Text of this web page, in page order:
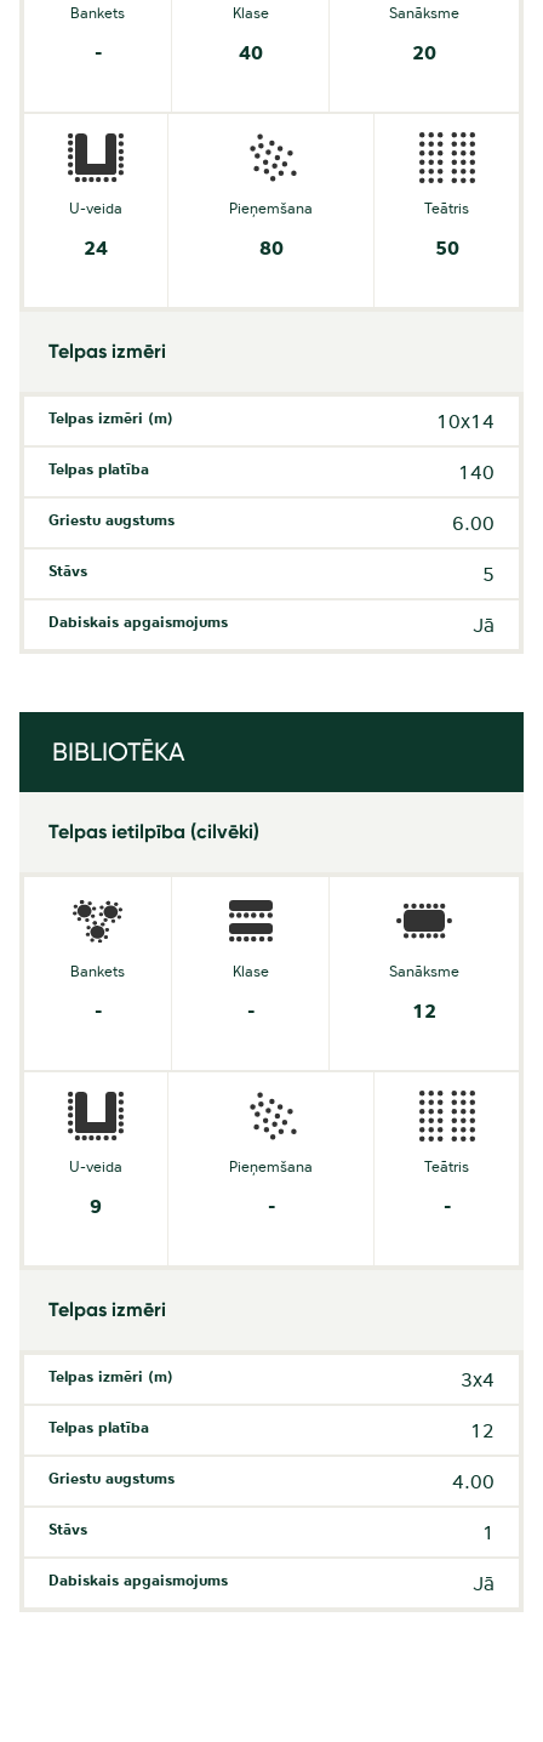
Bankets
-
Klase
40
Sanāksme
20
U-veida
24
Pieņemšana
80
Teātris
50
Telpas izmēri
Telpas izmēri (m) 10x14
Telpas platība 140
Griestu augstums 6.00
Stāvs 5
Dabiskais apgaismojums Jā
BIBLIOTĒKA
Telpas ietilpība (cilvēki)
Bankets
-
Klase
-
Sanāksme
12
U-veida
9
Pieņemšana
-
Teātris
-
Telpas izmēri
Telpas izmēri (m) 3x4
Telpas platība 12
Griestu augstums 4.00
Stāvs 1
Dabiskais apgaismojums Jā